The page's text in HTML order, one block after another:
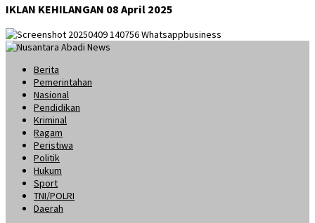
IKLAN KEHILANGAN 08 April 2025
Berita
Pemerintahan
Nasional
Pendidikan
Kriminal
Ragam
Peristiwa
Politik
Hukum
Sport
TNI/POLRI
Daerah